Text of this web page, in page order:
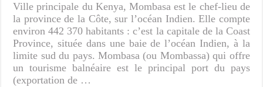
Ville principale du Kenya, Mombasa est le chef-lieu de
la province de la Côte, sur l’océan Indien. Elle compte
environ 442 370 habitants : c’est la capitale de la Coast
Province, située dans une baie de l’océan Indien, à la
limite sud du pays. Mombasa (ou Mombassa) qui offre
un tourisme balnéaire est le principal port du pays
(exportation de …